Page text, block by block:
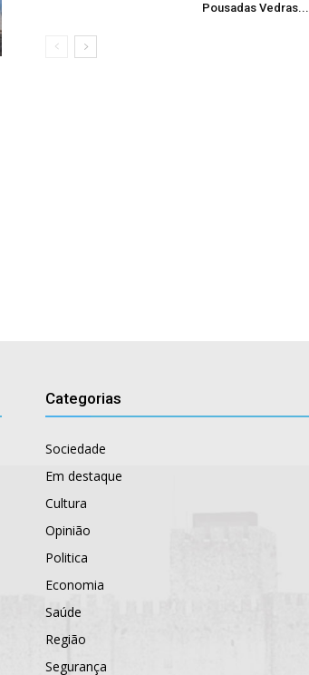
Pousadas Vedras...
Categorias
Sociedade
Em destaque
Cultura
Opinião
Politica
Economia
Saúde
Região
Segurança